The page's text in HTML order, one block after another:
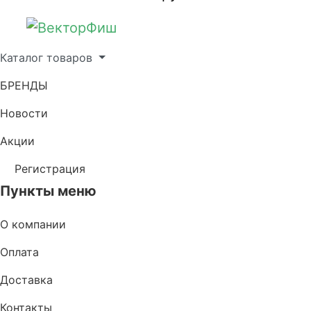
Каталог товаров
БРЕНДЫ
Новости
Акции
Регистрация
Пункты меню
О компании
Оплата
Доставка
Контакты